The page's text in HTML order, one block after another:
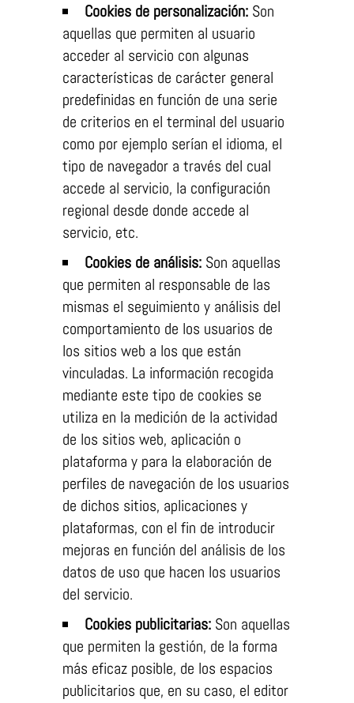
Cookies de personalización: Son
aquellas que permiten al usuario
acceder al servicio con algunas
características de carácter general
predefinidas en función de una serie
de criterios en el terminal del usuario
como por ejemplo serían el idioma, el
tipo de navegador a través del cual
accede al servicio, la configuración
regional desde donde accede al
servicio, etc.
Cookies de análisis: Son aquellas
que permiten al responsable de las
mismas el seguimiento y análisis del
comportamiento de los usuarios de
los sitios web a los que están
vinculadas. La información recogida
mediante este tipo de cookies se
utiliza en la medición de la actividad
de los sitios web, aplicación o
plataforma y para la elaboración de
perfiles de navegación de los usuarios
de dichos sitios, aplicaciones y
plataformas, con el fin de introducir
mejoras en función del análisis de los
datos de uso que hacen los usuarios
del servicio.
Cookies publicitarias: Son aquellas
que permiten la gestión, de la forma
más eficaz posible, de los espacios
publicitarios que, en su caso, el editor